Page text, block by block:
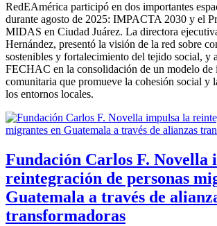
RedEAmérica participó en dos importantes
durante agosto de 2025: IMPACTA 2030 y el
MIDAS en Ciudad Juárez. La directora
Hernández, presentó la visión de la red sobre
sostenibles y fortalecimiento del tejido social, y
FECHAC en la consolidación de un modelo de
comunitaria que promueve la cohesión social y
los entornos locales.
Fundación Carlos F. Novella
reintegración de personas
Guatemala a través de
transformadoras